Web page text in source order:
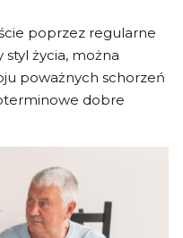
poprzez regularne
życia, można
poważnych schorzeń
dobre